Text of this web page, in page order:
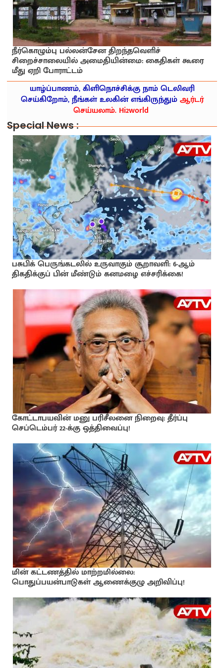
நீர்கொழும்பு பல்லன்சேன திறந்தவெளிச்
சிறைச்சாலையில் அமைதியின்மை: கைதிகள் கூரை
மீது ஏறி போராட்டம்
யாழ்ப்பாணம், கிளிநொச்சிக்கு நாம் டெலிவரி
செய்கிறோம், நீங்கள் உலகின் எங்கிருந்தும்ஆர்டர்
செய்யலாம். Hi2world
Special News :
பசுபிக் பெருங்கடலில் உருவாகும் சூறாவளி: 6-ஆம்
திகதிக்குப் பின் மீண்டும் கனமழை எச்சரிக்கை!
கோட்டாபயவின் மனு பரிசீலனை நிறைவு: தீர்ப்பு
செப்டெம்பர் 22-க்கு ஒத்திவைப்பு!
மின் கட்டணத்தில் மாற்றமில்லை:
பொதுப்பயன்பாடுகள் ஆணைக்குழு அறிவிப்பு!